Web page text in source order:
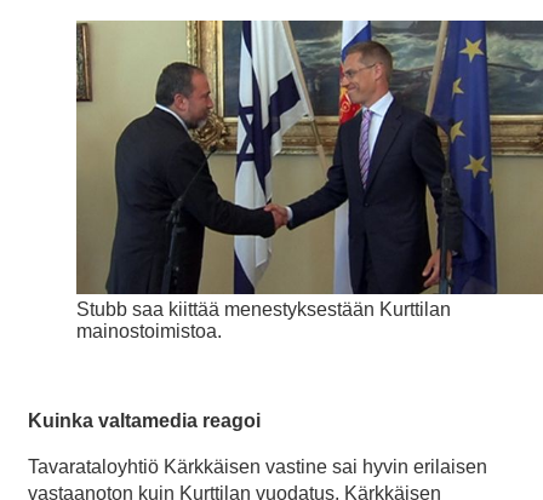
Stubb saa kiittää menestyksestään Kurttilan
mainostoimistoa.
Kuinka valtamedia reagoi
Tavarataloyhtiö Kärkkäisen vastine sai hyvin erilaisen
vastaanoton kuin Kurttilan vuodatus. Kärkkäisen